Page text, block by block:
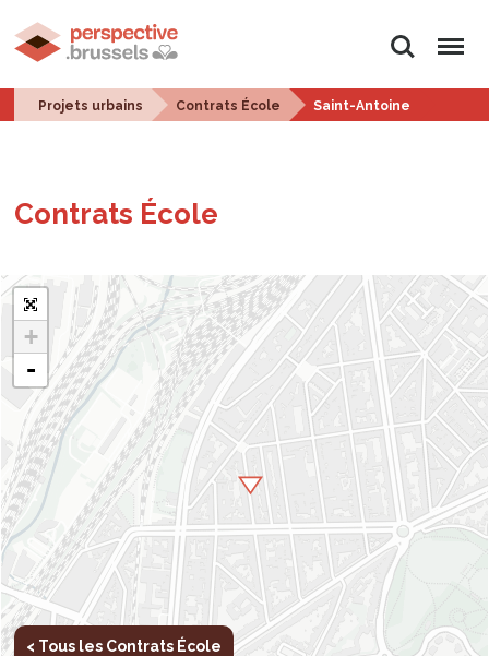
Rechercher
Menu
Projets urbains Contrats École Saint-Antoine
Contrats École
+
-
< Tous les Contrats École